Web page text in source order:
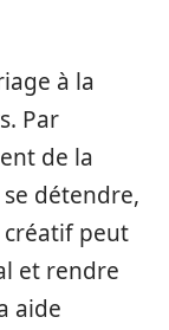
à la
Par
de la
détendre,
créatif peut
et rendre
aide